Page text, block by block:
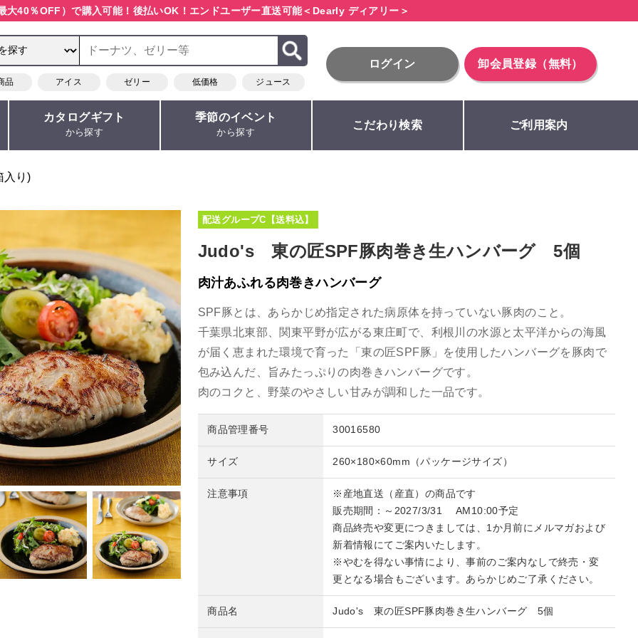
大40％OFF）で購入可能！ 後払いOK！エンドユーザー直送可能＜Dearly ディアリー＞
品 アイス ゼリー 低価格 ジュース
ログイン 卸会員登録（無料）
カタログギフト
から探す
季節のイベント
から探す
こだわり検索 ご利用案内
入り)
配送グループC【送料込】
Judo's 東の匠SPF豚肉巻き生ハンバーグ 5個
肉汁あふれる肉巻きハンバーグ
SPF豚とは、あらかじめ指定された病原体を持っていない豚肉のこと。
千葉県北東部、関東平野が広がる東庄町で、利根川の水源と太平洋からの海風
が届く恵まれた環境で育った「東の匠SPF豚」を使用したハンバーグを豚肉で
包み込んだ、旨みたっぷりの肉巻きハンバーグです。
肉のコクと、野菜のやさしい甘みが調和した一品です。
商品管理番号 30016580
サイズ 260×180×60mm（パッケージサイズ）
注意事項
※産地直送（産直）の商品です
販売期間：～2027/3/31 AM10:00予定
商品終売や変更につきましては、1か月前にメルマガおよび
新着情報にてご案内いたします。
※やむを得ない事情により、事前のご案内なしで終売・変
更となる場合もございます。あらかじめご了承ください。
商品名 Judo's 東の匠SPF豚肉巻き生ハンバーグ 5個